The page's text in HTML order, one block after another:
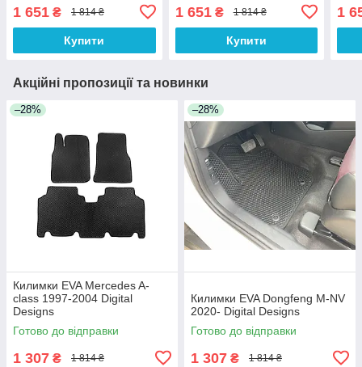
1 651 ₴ 1 814 ₴
Купити
1 651₴ 1 814 ₴
Купити
1
Акційні пропозиції та новинки
–28%
Килимки EVA Mercedes A-
сlass 1997-2004 Digital
Designs
Готово до відправки
1 307 ₴ 1 814 ₴
–28%
Килимки EVA Dongfeng M-NV
2020- Digital Designs
Готово до відправки
1 307 ₴ 1 814 ₴